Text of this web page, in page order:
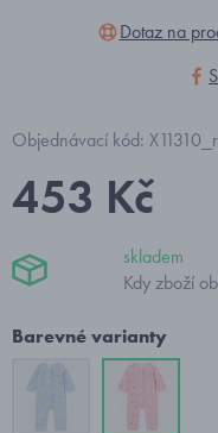
Dotaz na
Objednávací kód:
453 Kč
skladem
Kdy zboží
Barevné varianty